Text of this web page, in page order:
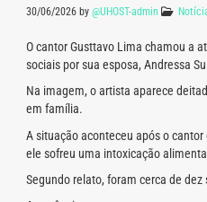
30/06/2026 by @UHOST-admin
O cantor Gusttavo Lima chamou a
sociais por sua esposa, Andressa
Na imagem, o artista aparece
em família.
A situação aconteceu após o
ele sofreu uma intoxicação
Segundo relato, foram cerca de